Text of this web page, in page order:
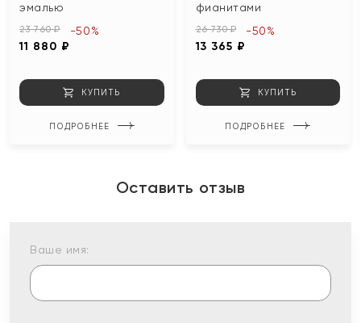
эмалью
23 760 ₽
11 880 ₽
-50%
КУПИТЬ
ПОДРОБНЕЕ
фианитами
26 730 ₽
13 365 ₽
-50%
КУПИТЬ
ПОДРОБНЕЕ
Оставить отзыв
Ваше имя: